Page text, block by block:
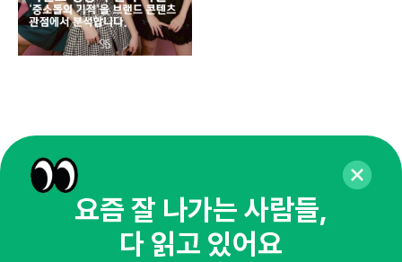
요즘 잘 나가는 사람들,
다 읽고 있어요